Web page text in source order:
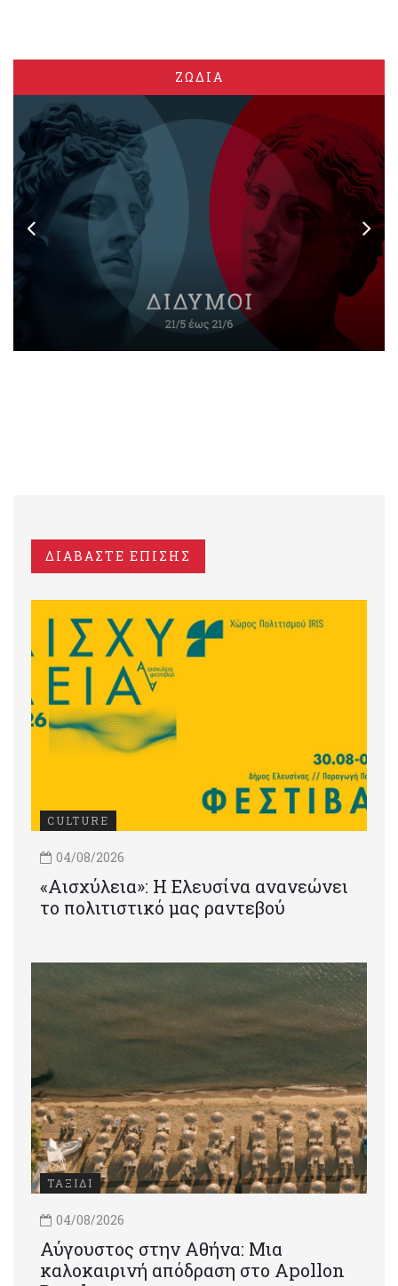
ΖΩΔΙΑ
ΔΙΑΒΑΣΤΕ ΕΠΙΣΗΣ
CULTURE
04/08/2026
«Αισχύλεια»: Η Ελευσίνα ανανεώνει
το πολιτιστικό μας ραντεβού
ΤΑΞΙΔΙ
04/08/2026
Αύγουστος στην Αθήνα: Μια
καλοκαιρινή απόδραση στο Apollon